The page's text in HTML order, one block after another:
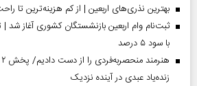
بهترین نذری‌های اربعین | از کم هزینه‌ترین تا
با سود ۵ درصد
زنده‌یاد عبدی در آینده نزدیک